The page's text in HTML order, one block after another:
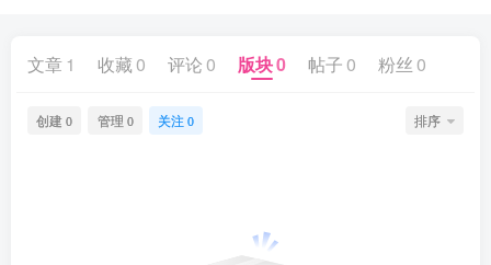
文章1 收藏 0 评论 0 版块0 帖子 0 粉丝 0
创建 0 管理 0 关注 0 排序